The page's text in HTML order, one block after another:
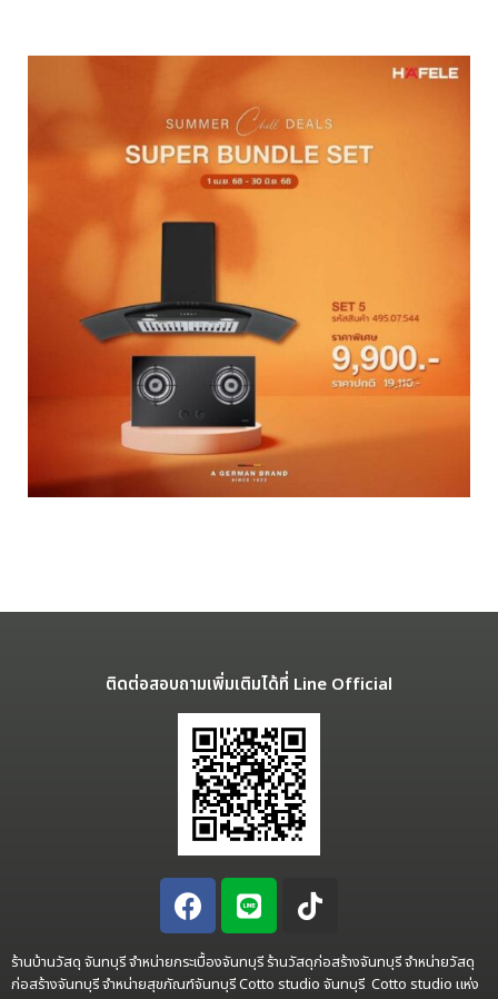
ติดต่อสอบถามเพิ่มเติมได้ที่ Line Official
ร้านบ้านวัสดุ จันทบุรี จำหน่ายกระเบื้องจันทบุรี ร้านวัสดุก่อสร้างจันทบุรี จำหน่ายวัสดุ
ก่อสร้างจันทบุรี จำหน่ายสุขภัณฑ์จันทบุรี Cotto studio จันทบุรี Cotto studio แห่ง